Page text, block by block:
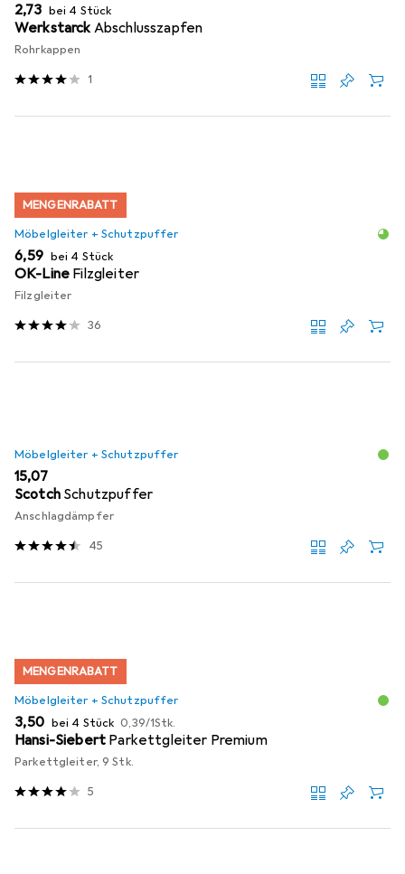
EUR
2,73 bei 4 Stück
WerkstarckAbschlusszapfen
Rohrkappen
1
MENGENRABATT
Möbelgleiter + Schutzpuffer
EUR
6,59 bei 4 Stück
OK-Line Filzgleiter
Filzgleiter
36
Möbelgleiter + Schutzpuffer
EUR
15,07
Scotch Schutzpuffer
Anschlagdämpfer
45
MENGENRABATT
Möbelgleiter + Schutzpuffer
EUR
3,50 bei 4 Stück EUR
0,39/1Stk.
Hansi-Siebert Parkettgleiter Premium
Parkettgleiter, 9 Stk.
5